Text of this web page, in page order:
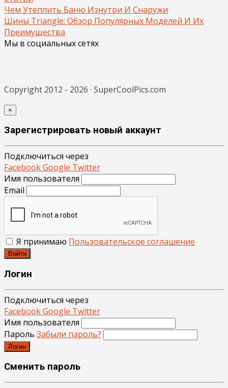
Чем Утеплить Баню Изнутри И Снаружи
Шины Triangle: Обзор Популярных Моделей И Их
Преимущества
Мы в социальных сетях
Copyright 2012 - 2026 · SuperCoolPics.com
×
Зарегистрировать новый аккаунт
Подключиться через
FacebookGoogle Twitter
Имя пользователя
Email
Я принимаю Пользовательское соглашение
Войти
Логин
Подключиться через
FacebookGoogle Twitter
Имя пользователя
Пароль Забыли пароль?
Логин
Сменить пароль